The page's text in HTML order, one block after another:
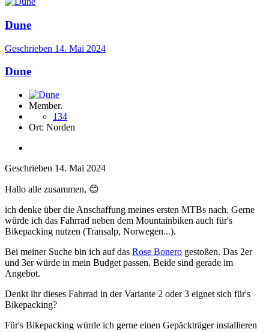
Dune
Geschrieben 14. Mai 2024
Dune
Member.
134
Ort: Norden
Geschrieben 14. Mai 2024
Hallo alle zusammen, 😊
ich denke über die Anschaffung meines ersten MTBs nach. Gerne
würde ich das Fahrrad neben dem Mountainbiken auch für's
Bikepacking nutzen (Transalp, Norwegen...).
Bei meiner Suche bin ich auf das Rose Bonero gestoßen. Das 2er
und 3er würde in mein Budget passen. Beide sind gerade im
Angebot.
Denkt ihr dieses Fahrrad in der Variante 2 oder 3 eignet sich für's
Bikepacking?
Für's Bikepacking würde ich gerne einen Gepäckträger installieren